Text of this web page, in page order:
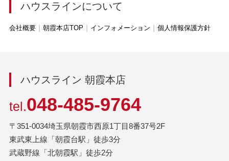
ハウスラインについて
会社概要 朝霞本店TOP インフォメーション 個人情報保護方針
ハウスライン 朝霞本店
tel.048-485-9764
〒351-0034埼玉県朝霞市西原1丁目8番37号2F
東武東上線「朝霞台駅」徒歩3分
武蔵野線「北朝霞駅」徒歩2分